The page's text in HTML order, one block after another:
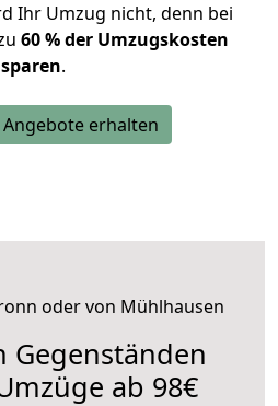
Ihr Umzug nicht, denn bei
60 % der Umzugskosten
sparen.
erhalten
Gegenständen
ab 98€